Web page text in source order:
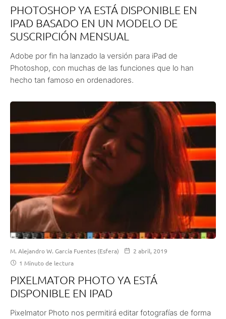
PHOTOSHOP YA ESTÁ DISPONIBLE EN
IPAD BASADO EN UN MODELO DE
SUSCRIPCIÓN MENSUAL
Adobe por fin ha lanzado la versión para iPad de
Photoshop, con muchas de las funciones que lo han
hecho tan famoso en ordenadores.
M. Alejandro W. García Fuentes (Esfera)
2 abril, 2019
1 Minuto de lectura
PIXELMATOR PHOTO YA ESTÁ
DISPONIBLE EN IPAD
Pixelmator Photo nos permitirá editar fotografías de forma